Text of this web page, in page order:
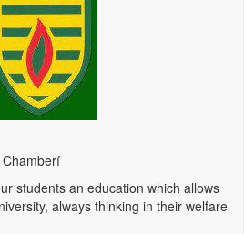
students an education which allows
always thinking in their welfare